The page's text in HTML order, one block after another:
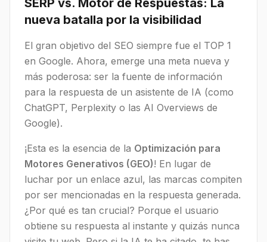
SERP vs. Motor de Respuestas: La
nueva batalla por la visibilidad
El gran objetivo del SEO siempre fue el TOP 1
en Google. Ahora, emerge una meta nueva y
más poderosa: ser la fuente de información
para la respuesta de un asistente de IA (como
ChatGPT, Perplexity o las AI Overviews de
Google).
¡Esta es la esencia de la Optimización para
Motores Generativos (GEO)! En lugar de
luchar por un enlace azul, las marcas compiten
por ser mencionadas en la respuesta generada.
¿Por qué es tan crucial? Porque el usuario
obtiene su respuesta al instante y quizás nunca